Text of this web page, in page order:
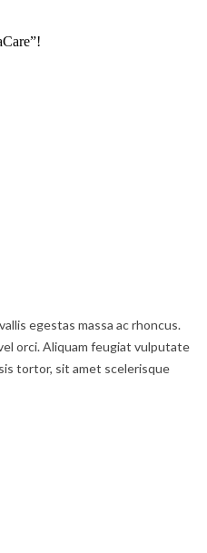
egestas massa ac rhoncus.
orci. Aliquam feugiat vulputate
tortor, sit amet scelerisque